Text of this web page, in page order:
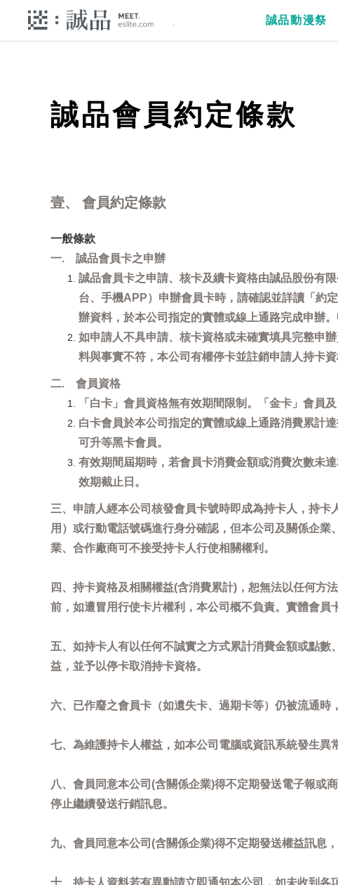
誠品動漫祭
誠品會員約定條款
壹、 會員約定條款
一般條款
一. 誠品會員卡之申辦
誠品會員卡之申請、核卡及續卡資格由誠品股份有
台、手機APP）申辦會員卡時，請確認並詳讀「約
辦資料，於本公司指定的實體或線上通路完成申辦
如申請人不具申請、核卡資格或未確實填具完整申
料與事實不符，本公司有權停卡並註銷申請人持卡資
二. 會員資格
「白卡」會員資格無有效期間限制。「金卡」會員
白卡會員於本公司指定的實體或線上通路消費累計
可升等黑卡會員。
有效期間屆期時，若會員卡消費金額或消費次數未
效期截止日。
三、申請人經本公司核發會員卡號時即成為持卡人，持
用）或行動電話號碼進行身分確認，但本公司及關係企
業、合作廠商可不接受持卡人行使相關權利。
四、持卡資格及相關權益(含消費累計)，恕無法以任何方
前，如遭冒用行使卡片權利，本公司概不負責。實體會員
五、如持卡人有以任何不誠實之方式累計消費金額或點
益，並予以停卡取消持卡資格。
六、已作廢之會員卡（如遺失卡、過期卡等）仍被流通時
七、為維護持卡人權益，如本公司電腦或資訊系統發生異
八、會員同意本公司(含關係企業)得不定期發送電子報或
停止繼續發送行銷訊息。
九、會員同意本公司(含關係企業)得不定期發送權益訊息
十、持卡人資料若有異動請立即通知本公司，如未收到